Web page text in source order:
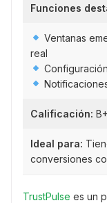
Funciones
Ventanas
real
Calificación: B+
Ideal para:
conversiones
TrustPulse es un